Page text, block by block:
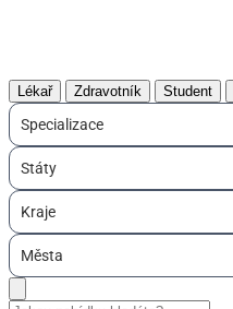
Lékař Zdravotník Student
Specializace
Státy
Kraje
Města